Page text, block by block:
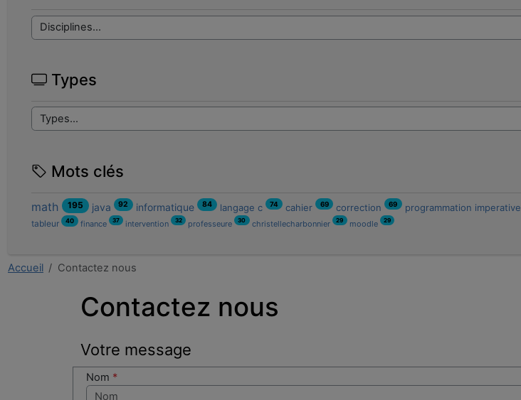
Types
Mots clés
math 195 java 92 informatique 84 langage c 74 cahier 69 correction 69 programmation imperative
tableur 40 finance 37 intervention 32 professeure 30 christellecharbonnier 29 moodle 29
Accueil Contactez nous
Contactez nous
Votre message
Nom *